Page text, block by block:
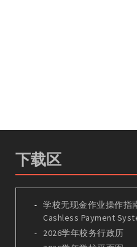
下载区
学校无现金作业操作指
Cashless Payment
2026学年校务行政历